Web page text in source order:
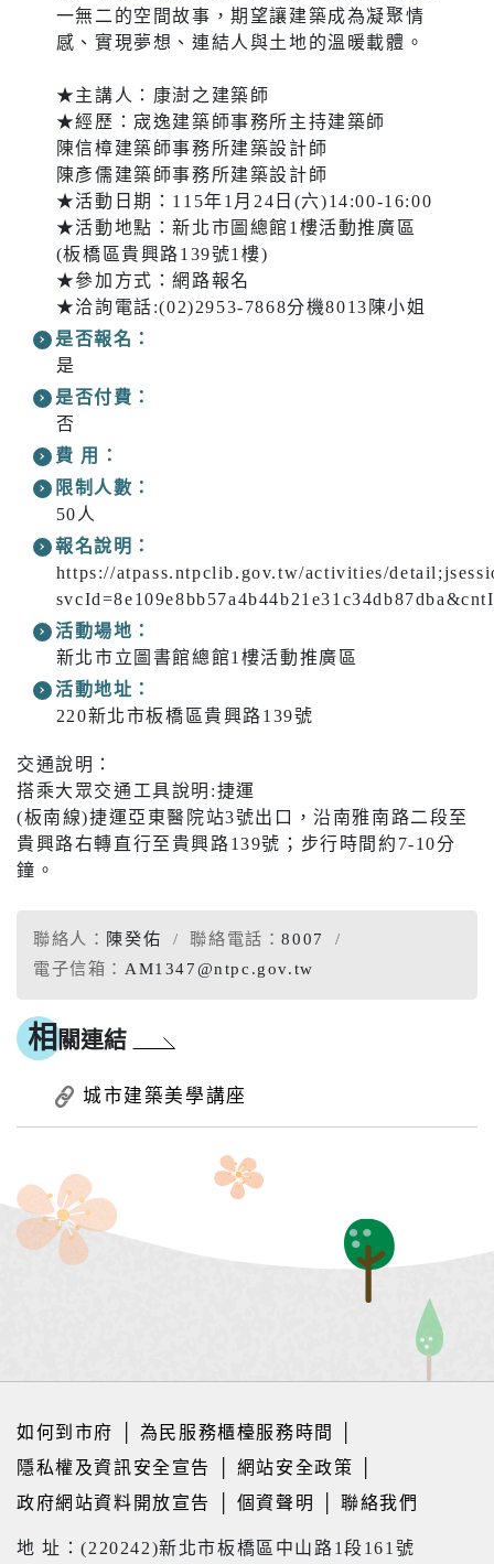
一無二的空間故事，期望讓建築成為凝聚情
感、實現夢想、連結人與土地的溫暖載體。
★主講人：康澍之建築師
★經歷：宬逸建築師事務所主持建築師
陳信樟建築師事務所建築設計師
陳彥儒建築師事務所建築設計師
★活動日期：115年1月24日(六)14:00-16:00
★活動地點：新北市圖總館1樓活動推廣區
(板橋區貴興路139號1樓)
★參加方式：網路報名
★洽詢電話:(02)2953-7868分機8013陳小姐
是否報名：
是
是否付費：
否
費 用：
限制人數：
50人
報名說明：
https://atpass.ntpclib.gov.tw/activities/
活動場地：
新北市立圖書館總館1樓活動推廣區
活動地址：
220新北市板橋區貴興路139號
交通說明：
搭乘大眾交通工具說明:捷運
(板南線)捷運亞東醫院站3號出口，沿南雅南路二段至
貴興路右轉直行至貴興路139號；步行時間約7-10分
鐘。
聯絡人： 陳癸佑 聯絡電話：8007
電子信箱： AM1347@ntpc.gov.tw
相 關連結
城市建築美學講座
如何到市府 為民服務櫃檯服務時間
隱私權及資訊安全宣告
網站安全政策
政府網站資料開放宣告
個資聲明 │聯絡我們
地 址：(220242)新北市板橋區中山路1段161號